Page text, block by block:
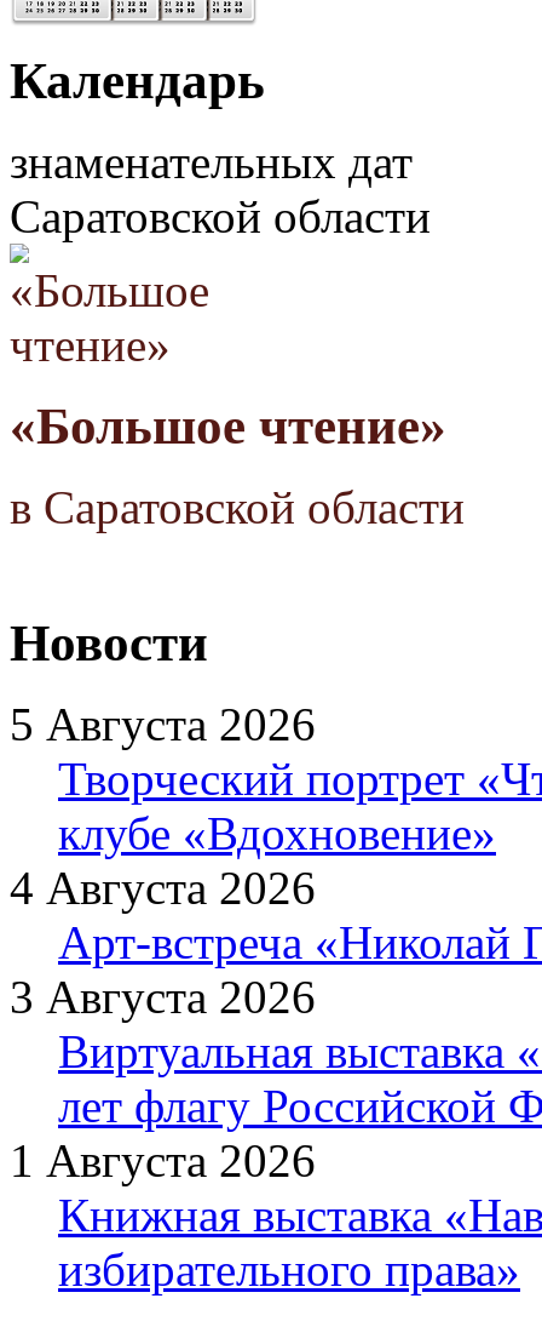
Календарь
знаменательных дат
Саратовской области
«Большое чтение»
в Саратовской области
Новости
5 Августа 2026
Творческий портрет
клубе «Вдохновение»
4 Августа 2026
Арт-встреча «Николай
3 Августа 2026
Виртуальная выставка
лет флагу Российской
1 Августа 2026
Книжная выставка
избирательного права»